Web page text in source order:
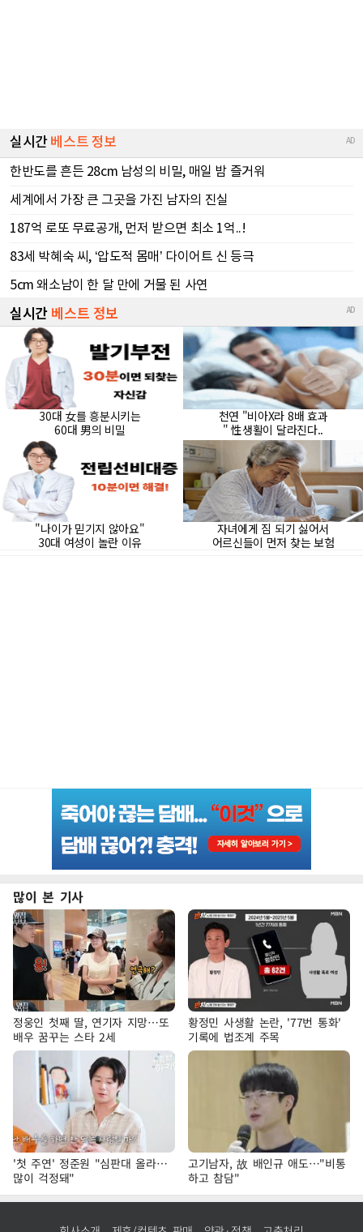
많이 본 기사
정웅인 첫째 딸, 연기자 지망…또
배우 꿈꾸는 스타 2세
황정민 사생활 논란, '77번 통화'
기록에 법조계 주목
'첫 주연' 정준원 "심판대 올라…
많이 걱정돼"
고기남자, 故 배인규 애도…"비통
하고 참담"